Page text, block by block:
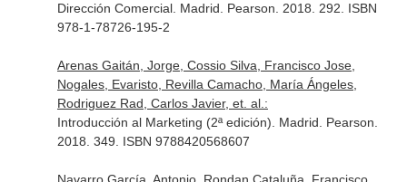
Dirección Comercial. Madrid. Pearson. 2018. 292. ISBN
978-1-78726-195-2
Arenas Gaitán, Jorge, Cossio Silva, Francisco Jose,
Nogales, Evaristo, Revilla Camacho, María Ángeles,
Rodriguez Rad, Carlos Javier, et. al.:
Introducción al Marketing (2ª edición). Madrid. Pearson.
2018. 349. ISBN 9788420568607